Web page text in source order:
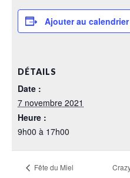
Ajouter au calendrier
DÉTAILS
Date :
7 novembre 2021
Heure :
9h00 à 17h00
Fête du Miel